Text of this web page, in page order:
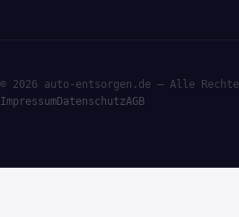
© 2026 auto-entsorgen.de — Alle
ImpressumDatenschutzAGB